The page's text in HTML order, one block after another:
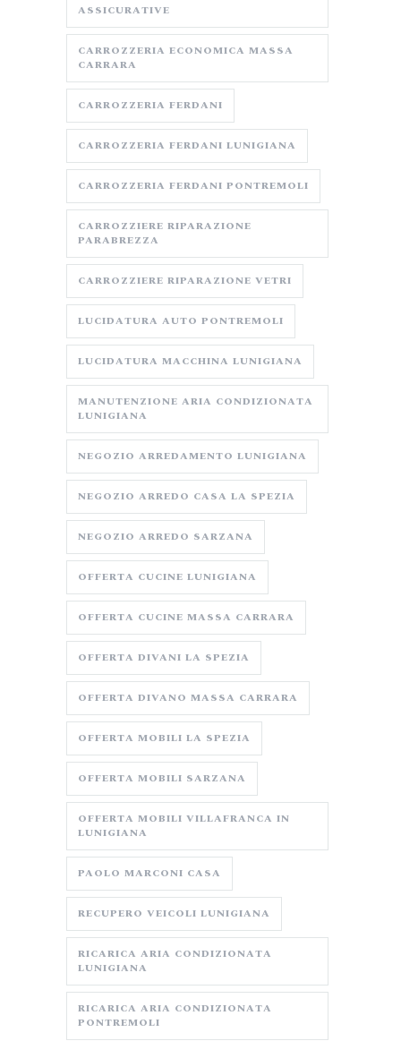
ASSICURATIVE
CARROZZERIA ECONOMICA MASSA
CARRARA
CARROZZERIA FERDANI
CARROZZERIA FERDANI LUNIGIANA
CARROZZERIA FERDANI PONTREMOLI
CARROZZIERE RIPARAZIONE
PARABREZZA
CARROZZIERE RIPARAZIONE VETRI
LUCIDATURA AUTO PONTREMOLI
LUCIDATURA MACCHINA LUNIGIANA
MANUTENZIONE ARIA CONDIZIONATA
LUNIGIANA
NEGOZIO ARREDAMENTO LUNIGIANA
NEGOZIO ARREDO CASA LA SPEZIA
NEGOZIO ARREDO SARZANA
OFFERTA CUCINE LUNIGIANA
OFFERTA CUCINE MASSA CARRARA
OFFERTA DIVANI LA SPEZIA
OFFERTA DIVANO MASSA CARRARA
OFFERTA MOBILI LA SPEZIA
OFFERTA MOBILI SARZANA
OFFERTA MOBILI VILLAFRANCA IN
LUNIGIANA
PAOLO MARCONI CASA
RECUPERO VEICOLI LUNIGIANA
RICARICA ARIA CONDIZIONATA
LUNIGIANA
RICARICA ARIA CONDIZIONATA
PONTREMOLI